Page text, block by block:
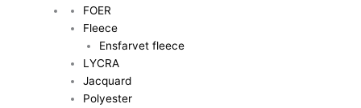
FOER
Fleece
Ensfarvet fleece
LYCRA
Jacquard
Polyester